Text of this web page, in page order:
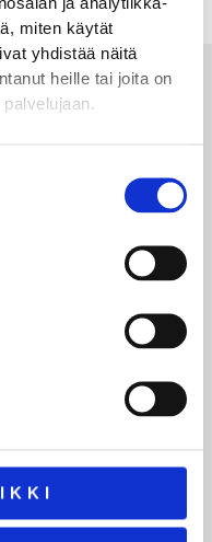
miten käytät
yhdistää näitä
heille tai joita on
tarjoamme
ratkaisuja,
yli 40 vuoden